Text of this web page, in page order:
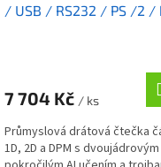
/ USB / RS232 / PS /2 /
7 704 Kč / ks
Průmyslová drátová čtečka
1D, 2D a DPM s